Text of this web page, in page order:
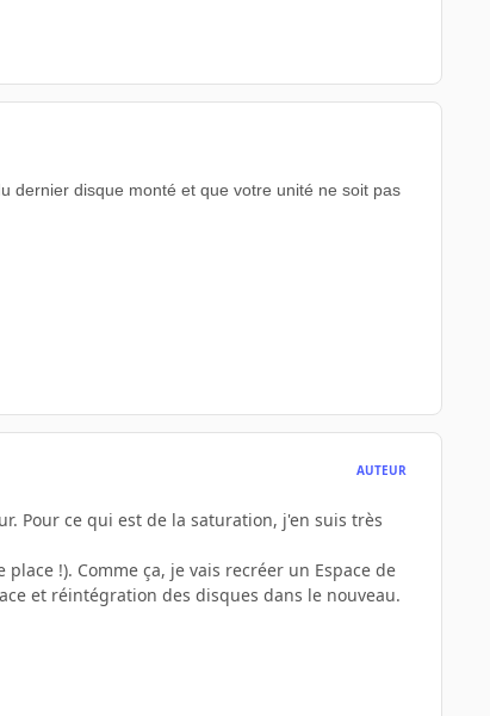
dernier disque monté et que votre unité ne soit pas
AUTEUR
Pour ce qui est de la saturation, j'en suis très
!). Comme ça, je vais recréer un Espace de
et réintégration des disques dans le nouveau.